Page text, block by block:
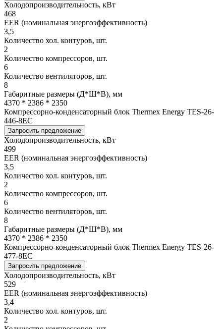
Холодопроизводительность, кВт
468
EER (номинальная энергоэффективность)
3,5
Количество хол. контуров, шт.
2
Количество компрессоров, шт.
6
Количество вентиляторов, шт.
8
Габаритные размеры (Д*Ш*В), мм
4370 * 2386 * 2350
Компрессорно-конденсаторный блок Thermex Energy TES-26-
446-8EC
Запросить предложение
Холодопроизводительность, кВт
499
EER (номинальная энергоэффективность)
3,5
Количество хол. контуров, шт.
2
Количество компрессоров, шт.
6
Количество вентиляторов, шт.
8
Габаритные размеры (Д*Ш*В), мм
4370 * 2386 * 2350
Компрессорно-конденсаторный блок Thermex Energy TES-26-
477-8EC
Запросить предложение
Холодопроизводительность, кВт
529
EER (номинальная энергоэффективность)
3,4
Количество хол. контуров, шт.
2